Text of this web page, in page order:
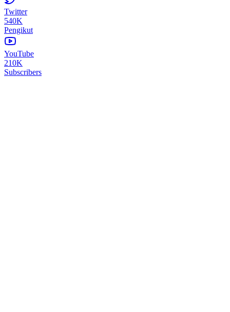
Twitter
540K
Pengikut
YouTube
210K
Subscribers